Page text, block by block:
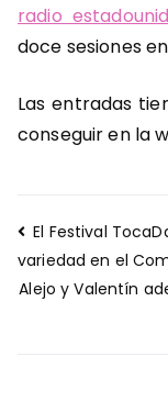
radio
doce sesiones
Las entradas
conseguir en la
Navegación
de
entradas
El Festival
variedad en el
Alejo y Valentín